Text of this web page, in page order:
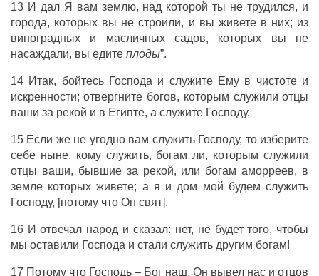
13 И дал Я вам землю, над которой ты не трудился, и
города, которых вы не строили, и вы живете в них; из
виноградных и масличных садов, которых вы не
насаждали, вы едите плоды”.
14 Итак, бойтесь Господа и служите Ему в чистоте и
искренности; отвергните богов, которым служили отцы
ваши за рекой и в Египте, а служите Господу.
15 Если же не угодно вам служить Господу, то изберите
себе ныне, кому служить, богам ли, которым служили
отцы ваши, бывшие за рекой, или богам аморреев, в
земле которых живете; а я и дом мой будем служить
Господу, [потому что Он свят].
16 И отвечал народ и сказал: нет, не будет того, чтобы
мы оставили Господа и стали служить другим богам!
17 Потому что Господь – Бог наш, Он вывел нас и отцов